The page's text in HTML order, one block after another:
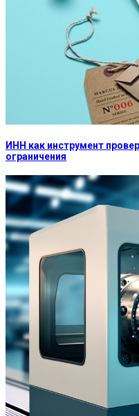
ИНН как инструмент
ограничения